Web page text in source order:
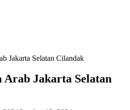
Jakarta Selatan Cilandak
Arab Jakarta Selatan